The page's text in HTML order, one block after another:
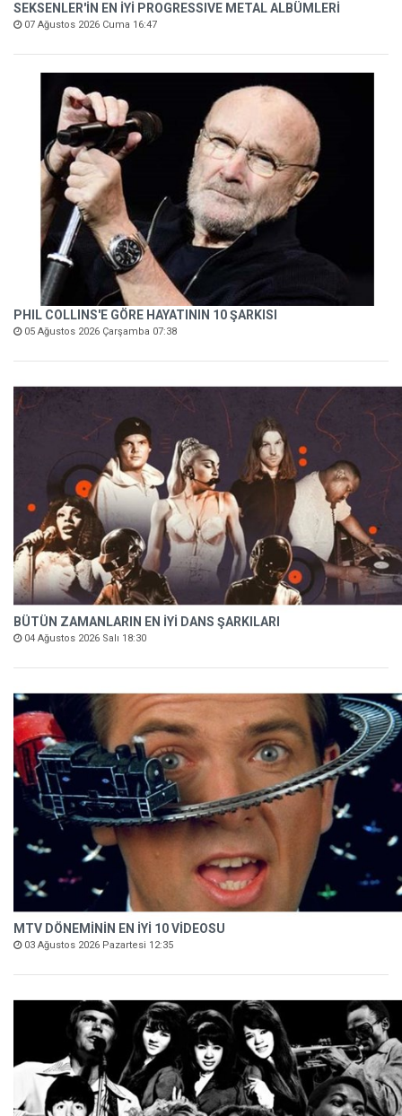
SEKSENLER'İN EN İYİ PROGRESSIVE METAL ALBÜMLERİ
07 Ağustos 2026 Cuma 16:47
PHIL COLLINS'E GÖRE HAYATININ 10 ŞARKISI
05 Ağustos 2026 Çarşamba 07:38
BÜTÜN ZAMANLARIN EN İYİ DANS ŞARKILARI
04 Ağustos 2026 Salı 18:30
MTV DÖNEMİNİN EN İYİ 10 VİDEOSU
03 Ağustos 2026 Pazartesi 12:35